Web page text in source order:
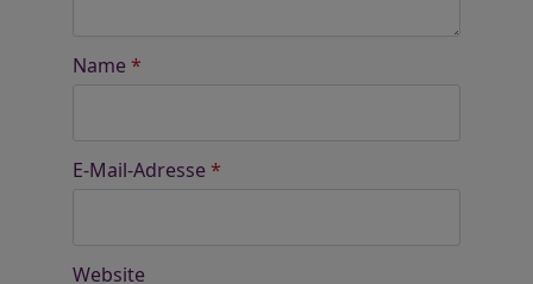
Name *
E-Mail-Adresse *
Website